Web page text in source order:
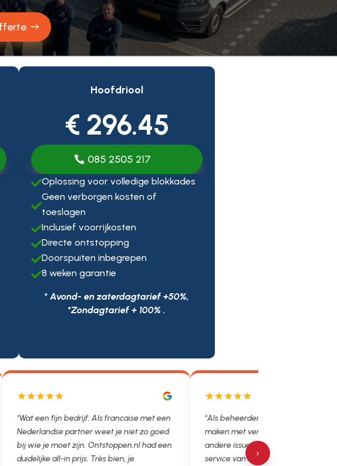
Hoofdriool
€ 296.45
085 2505 217
Oplossing voor volledige blokkades

Geen verborgen kosten of
toeslagen
Inclusief voorrijkosten
Directe ontstopping
Doorspuiten inbegrepen
8 weken garantie
* Avond- en zaterdagtarief +50%,
*Zondagtarief + 100% .
"Wat een fijn bedrijf. Als francaise met een
Nederlandse partner weet je niet zo goed
bij wie je moet zijn. Ontstoppen.nl had een
duidelijke all-in prijs. Très bien, je
"Als beheerder hebben we helaas
maken met verstoppingen,
andere issues. Het is super fijn dat
service van Ontstoppen.nl en
›